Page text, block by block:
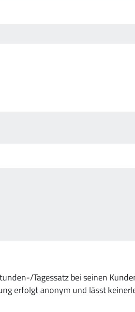
Tagessatz bei seinen
erfolgt anonym und lässt